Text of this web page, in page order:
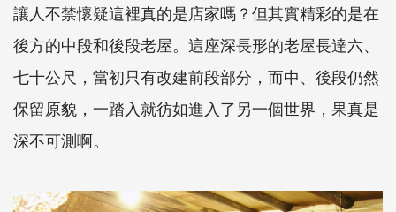
讓人不禁懷疑這裡真的是店家嗎？但其實精彩的是在
後方的中段和後段老屋。這座深長形的老屋長達六、
七十公尺，當初只有改建前段部分，而中、後段仍然
保留原貌，一踏入就彷如進入了另一個世界，果真是
深不可測啊。